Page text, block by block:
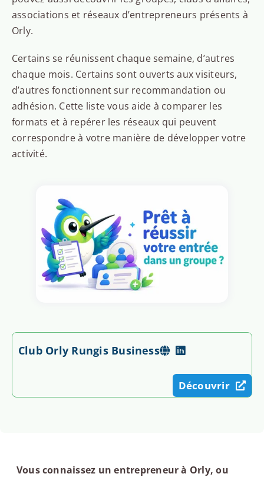
associations et réseaux d’entrepreneurs présents à
Orly.
Certains se réunissent chaque semaine, d’autres
chaque mois. Certains sont ouverts aux visiteurs,
d’autres fonctionnent sur recommandation ou
adhésion. Cette liste vous aide à comparer les
formats et à repérer les réseaux qui peuvent
correspondre à votre manière de développer votre
activité.
Club Orly Rungis Business
Découvrir
Vous connaissez un entrepreneur à Orly, ou